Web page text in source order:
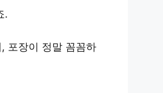
.
포장이 정말 꼼꼼하